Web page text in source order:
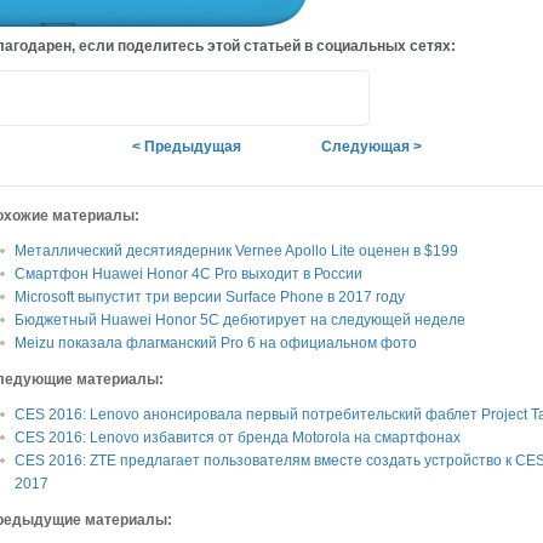
если поделитесь этой статьей в социальных сетях:
< Предыдущая Следующая >
материалы:
Металлический десятиядерник Vernee Apollo Lite оценен в $199
Смартфон Huawei Honor 4C Pro выходит в России
Microsoft выпустит три версии Surface Phone в 2017 году
Бюджетный Huawei Honor 5C дебютирует на следующей неделе
Meizu показала флагманский Pro 6 на официальном фото
материалы:
CES 2016: Lenovo анонсировала первый потребительский фаблет Project
CES 2016: Lenovo избавится от бренда Motorola на смартфонах
CES 2016: ZTE предлагает пользователям вместе создать устройство к
2017
материалы: